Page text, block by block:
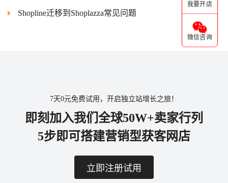
Shopline迁移到Shoplazza常见问题
我要开店
微信咨询
7天0元免费试用，开启独立站增长之旅！
即刻加入我们全球50W+卖家行列
5步即可搭建营销型获客网店
立即注册试用